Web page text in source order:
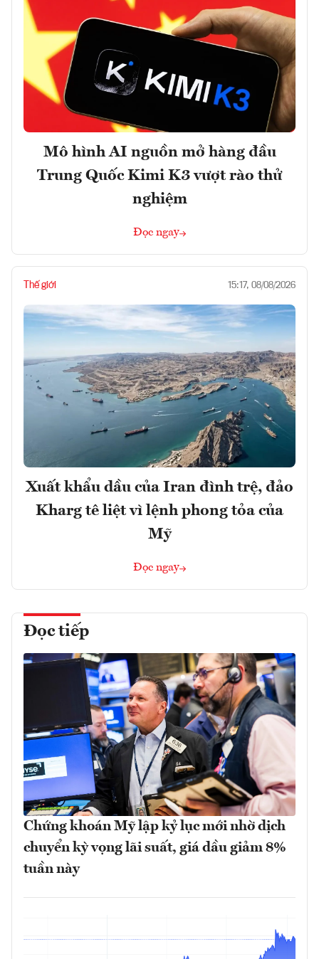
Mô hình AI nguồn mở hàng đầu
Trung Quốc Kimi K3 vượt rào thử
nghiệm
Đọc ngay
Thế giới 15:17, 08/08/2026
Xuất khẩu dầu của Iran đình trệ, đảo
Kharg tê liệt vì lệnh phong tỏa của
Mỹ
Đọc ngay
Đọc tiếp
Chứng khoán Mỹ lập kỷ lục mới nhờ dịch
chuyển kỳ vọng lãi suất, giá dầu giảm 8%
tuần này